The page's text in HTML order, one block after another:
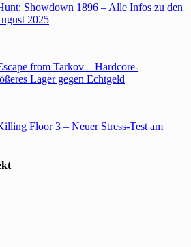
Showdown 1896 – Alle Infos zu den
2025
from Tarkov – Hardcore-
Lager gegen Echtgeld
Floor 3 – Neuer Stress-Test am